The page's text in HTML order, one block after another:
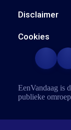
Disclaimer
Cookies
EenVandaag is
publieke omroep